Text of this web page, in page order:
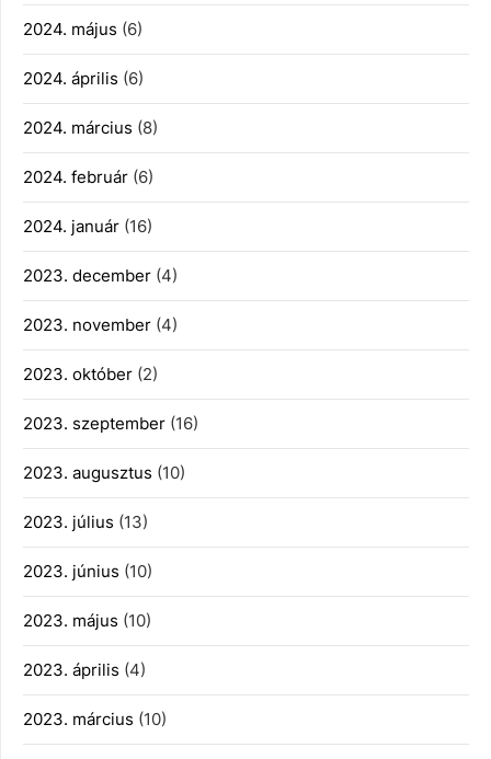
2024. május (6)
2024. április (6)
2024. március (8)
2024. február (6)
2024. január (16)
2023. december (4)
2023. november (4)
2023. október (2)
2023. szeptember (16)
2023. augusztus (10)
2023. július (13)
2023. június (10)
2023. május (10)
2023. április (4)
2023. március (10)